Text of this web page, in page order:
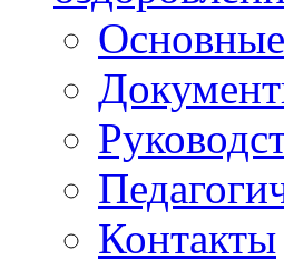
Контакты